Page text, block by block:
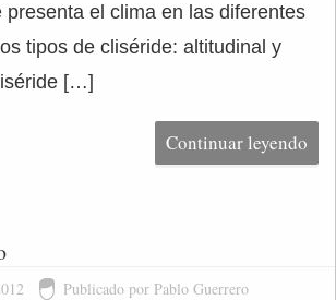
presenta el clima en las diferentes
tipos de cliséride: altitudinal y
[…]
Continuar leyendo
Publicado por Pablo Guerrero